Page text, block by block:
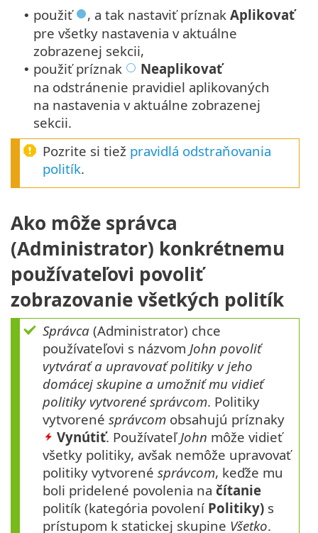
• použiť , a tak nastaviť príznak Aplikovať
pre všetky nastavenia v aktuálne
zobrazenej sekcii,
• použiť príznak
Neaplikovať
na odstránenie pravidiel aplikovaných
na nastavenia v aktuálne zobrazenej
sekcii.
Pozrite si tiež pravidlá odstraňovania
politík.
Ako môže správca
(Administrator) konkrétnemu
používateľovi povoliť
zobrazovanie všetkých politík
Správca (Administrator) chce
používateľovi s názvom John povoliť
vytvárať a upravovať politiky v jeho
domácej skupine a umožniť mu vidieť
politiky vytvorené správcom. Politiky
vytvorené správcom obsahujú príznaky
Vynútiť. PoužívateľJohn môže vidieť
všetky politiky, avšak nemôže upravovať
politiky vytvorené správcom, keďže mu
boli pridelené povolenia na čítanie
politík (kategória povolení Politiky) s
prístupom k statickej skupine Všetko.